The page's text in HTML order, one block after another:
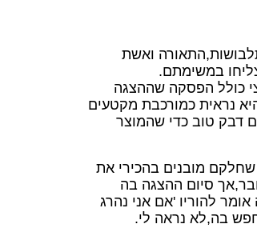
ואשת
במשימתם.
כולל הפסקה שההצגה
נראית כמורכבת מקטעים
דבק טוב כדי שהמוצר
מובנים בהכירי את
סיום ההצגה בה
להוריו 'אם אני נהרג
בה,לא נראה לי.